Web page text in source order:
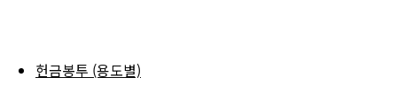
헌금봉투 (용도별)